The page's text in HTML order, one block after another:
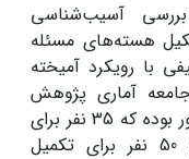
آسیب‌شناسی
هسته‌های مسئله
با رویکرد آمیخته
آماری پژوهش
شامل نخبگان و استعداد‌های برتر کشور بوده که 35 نفر برای
مرحله مصاحبه به روش هدفمند و 50 نفر برای تکمیل